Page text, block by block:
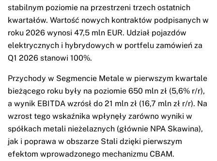
stabilnym poziomie na przestrzeni trzech ostatnich
kwartałów. Wartość nowych kontraktów podpisanych w
roku 2026 wynosi 47,5 mln EUR. Udział pojazdów
elektrycznych i hybrydowych w portfelu zamówień za
Q1 2026 stanowi 100%.
Przychody w Segmencie Metale w pierwszym kwartale
bieżącego roku były na poziomie 650 mln zł (5,6% r/r),
a wynik EBITDA wzrósł do 21 mln zł (16,7 mln zł r/r). Na
wzrost tego wskaźnika wpłynęły zarówno wyniki w
spółkach metali nieżelaznych (głównie NPA Skawina),
jak i poprawa w obszarze Stali dzięki pierwszym
efektom wprowadzonego mechanizmu CBAM.